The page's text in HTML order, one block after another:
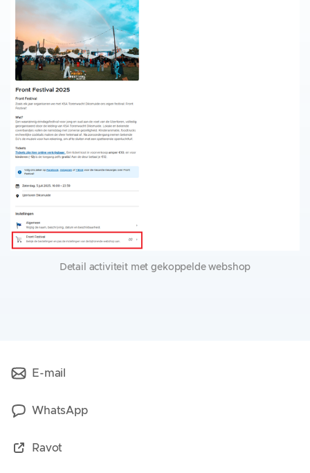
Detail activiteit met gekoppelde webshop
E-mail
WhatsApp
Ravot